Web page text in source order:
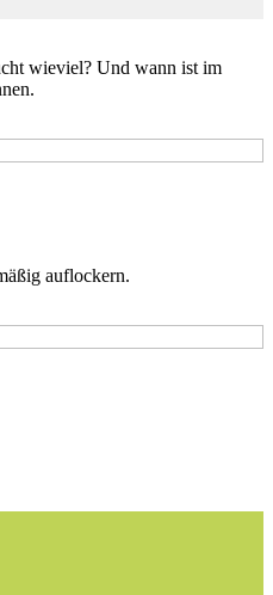
wieviel? Und wann ist im
auflockern.